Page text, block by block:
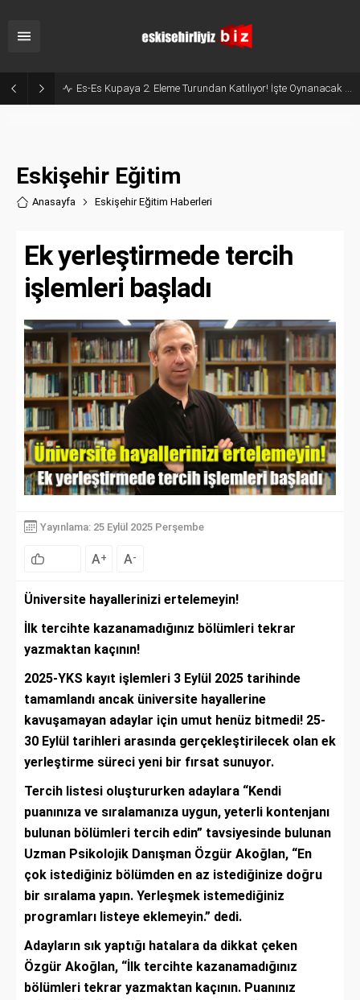
Es-Es Kupaya 2. Eleme Turundan Katılıyor! İşte Oynanacak Tarihler
Eskişehir Eğitim
Anasayfa Eskişehir Eğitim Haberleri
Ek yerleştirmede tercih
işlemleri başladı
Yayınlama: 25 Eylül 2025 Perşembe
A+ A-
Üniversite hayallerinizi ertelemeyin!
İlk tercihte kazanamadığınız bölümleri tekrar
yazmaktan kaçının!
2025-YKS kayıt işlemleri 3 Eylül 2025 tarihinde
tamamlandı ancak üniversite hayallerine
kavuşamayan adaylar için umut henüz bitmedi! 25-
30 Eylül tarihleri arasında gerçekleştirilecek olan ek
yerleştirme süreci yeni bir fırsat sunuyor.
Tercih listesi oluştururken adaylara “Kendi
puanınıza ve sıralamanıza uygun, yeterli kontenjanı
bulunan bölümleri tercih edin” tavsiyesinde bulunan
Uzman Psikolojik Danışman Özgür Akoğlan, “En
çok istediğiniz bölümden en az istediğinize doğru
bir sıralama yapın. Yerleşmek istemediğiniz
programları listeye eklemeyin.” dedi.
Adayların sık yaptığı hatalara da dikkat çeken
Özgür Akoğlan, “İlk tercihte kazanamadığınız
bölümleri tekrar yazmaktan kaçının. Puanınız